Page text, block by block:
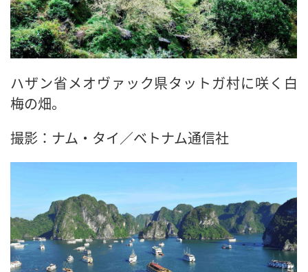
ハザン省メオヴァック県タットガ村に咲く白
梅の畑。
撮影：ナム・タイ／ベトナム通信社